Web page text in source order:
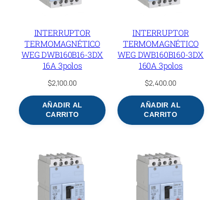
INTERRUPTOR
TERMOMAGNÉTICO
WEG DWB160B16-3DX
16A 3polos
$2,100.00
AÑADIR AL
CARRITO
INTERRUPTOR
TERMOMAGNÉTICO
WEG DWB160B160-3DX
160A 3polos
$2,400.00
AÑADIR AL
CARRITO